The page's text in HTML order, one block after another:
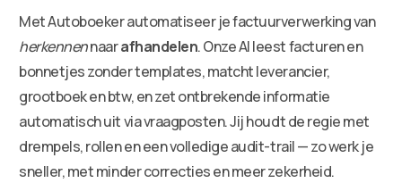
Met Autoboeker automatiseer je factuurverwerking van
herkennennaarafhandelen. Onze AI leest facturen en
bonnetjes zonder templates, matcht leverancier,
grootboek en btw, en zet ontbrekende informatie
automatisch uit via vraagposten. Jij houdt de regie met
drempels, rollen en een volledige audit-trail — zo werk je
sneller, met minder correcties en meer zekerheid.